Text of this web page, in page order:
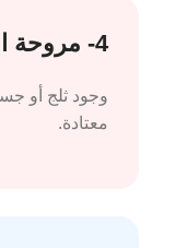
4- مروحة التبريد تحتك بشيء
وجود ثلج أو
معتادة.